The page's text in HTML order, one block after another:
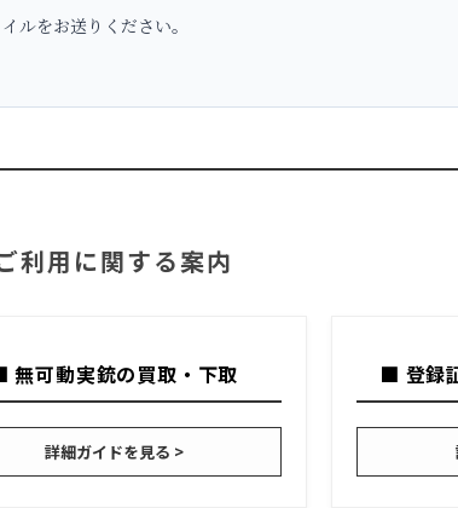
ルをお送りください。
利用に関する案内
無可動実銃の買取・下取
詳細ガイドを見る >
■ 登録